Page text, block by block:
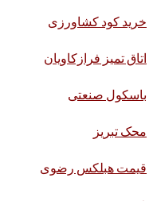
خرید کود کشاورزی
اتاق تمیز فرازکاویان
باسکول صنعتی
محک تبریز
قیمت هبلکس رضوی